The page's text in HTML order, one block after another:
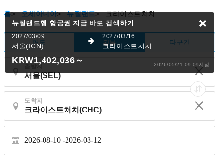
홈> 오세아니아> 뉴질랜드> 크라이스트처치
편도 왕복 다구간
출발지
도착지
2026-08-10 2026-08-12
뉴질랜드행 항공권 지금 바로 검색하기
2027/03/09
서울(ICN)
2027/03/16
크라이스트처치
KRW1,402,036～ 2026/05/21 09:09시점